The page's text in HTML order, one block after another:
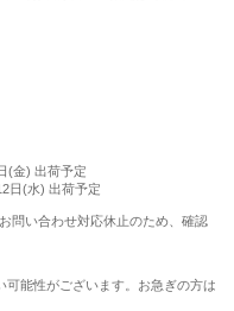
(金) 出荷予定
日(水) 出荷予定
問い合わせ対応休止のため、確認
能性がございます。お急ぎの方は